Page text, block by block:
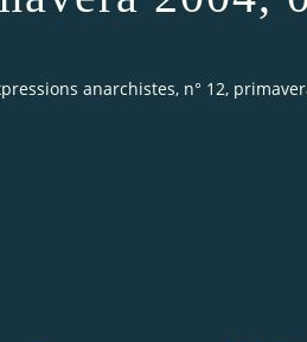
anarchistes, n° 12,